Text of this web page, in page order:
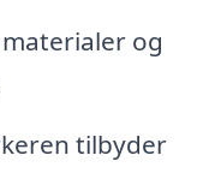
og
tilbyder